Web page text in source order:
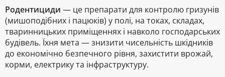
Родентициди — це препарати для контролю гризунів
(мишоподібних і пацюків) у полі, на токах, складах,
тваринницьких приміщеннях і навколо господарських
будівель. Їхня мета — знизити чисельність шкідників
до економічно безпечного рівня, захистити врожай,
корми, електрику та інфраструктуру.